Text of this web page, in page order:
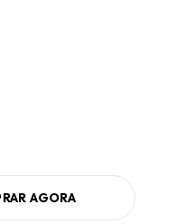
AGORA